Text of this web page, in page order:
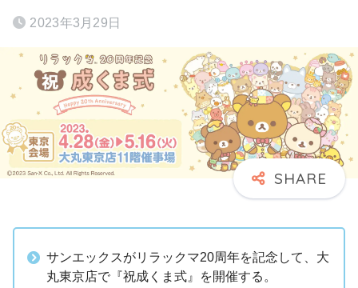
2023年3月29日
サンエックスがリラックマ20周年を記念して、大
丸東京店で『祝成くま式』を開催する。